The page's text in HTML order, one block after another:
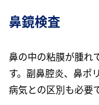
⿐鏡検査
⿐の中の粘膜が腫れ
す。副⿐腔炎、⿐ポ
病気との区別も必要